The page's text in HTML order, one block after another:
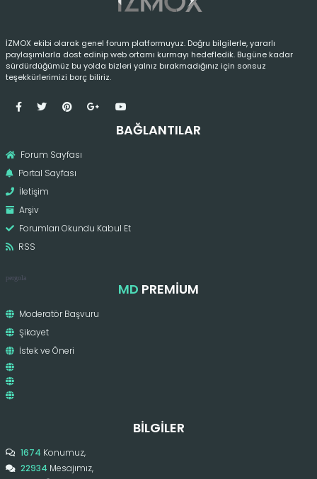
İZMOX ekibi olarak genel forum platformuyuz. Doğru bilgilerle, yararlı
paylaşımlarla dost edinip web ortamı kurmayı hedefledik. Bugüne kadar
sürdürdüğümüz bu yolda bizleri yalnız bırakmadığınız için sonsuz
teşekkürlerimizi borç biliriz.
BAĞLANTILAR
Forum Sayfası
Portal Sayfası
İletişim
Arşiv
Forumları Okundu Kabul Et
RSS
pergola
MD PREMIUM
Moderatör Başvuru
Şikayet
İstek ve Öneri
BILGILER
1674 Konumuz,
22934 Mesajımız,